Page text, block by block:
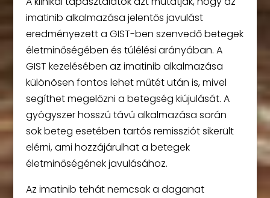
imatinib alkalmazása jelentős javulást
eredményezett a GIST-ben szenvedő betegek
életminőségében és túlélési arányában. A
GIST kezelésében az imatinib alkalmazása
különösen fontos lehet műtét után is, mivel
segíthet megelőzni a betegség kiújulását. A
gyógyszer hosszú távú alkalmazása során
sok beteg esetében tartós remissziót sikerült
elérni, ami hozzájárulhat a betegek
életminőségének javulásához.
Az imatinib tehát nemcsak a daganat